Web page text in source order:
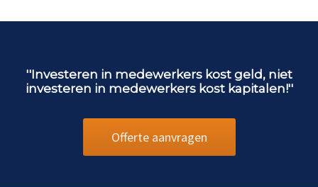
''Investeren in medewerkers kost geld, niet
investeren in medewerkers kost kapitalen!''
Offerte aanvragen